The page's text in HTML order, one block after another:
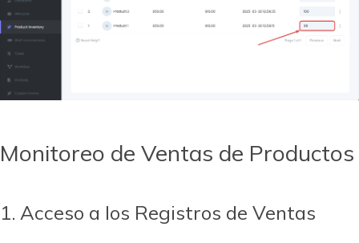
Monitoreo de Ventas de Productos
1. Acceso a los Registros de Ventas